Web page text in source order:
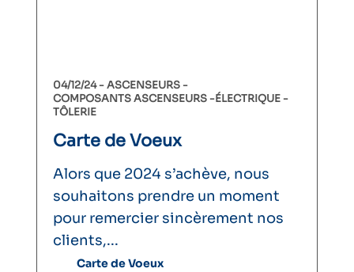
04/12/24 -ASCENSEURS
COMPOSANTS ASCENSEURS ÉLECTRIQUE
TÔLERIE
Carte de Voeux
Alors que 2024 s’achève, nous
souhaitons prendre un moment
pour remercier sincèrement nos
clients,...
Carte de Voeux